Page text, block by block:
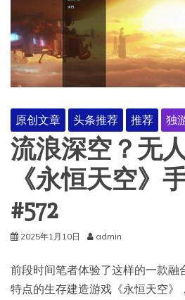
原创文章 头条推荐 推荐 独
流浪深空？无
《永恒天空》
#572
2025年1月10日 admin
前段时间笔者体验了这样的一款融
特点的生存建造游戏《永恒天空》